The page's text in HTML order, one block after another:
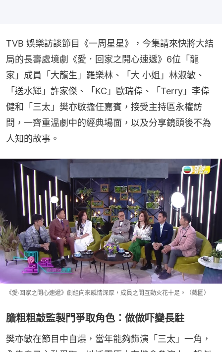
TVB 娛樂訪談節目《一周星星》，今集請來快將大結
局的長壽處境劇《愛．回家之開心速遞》6位「龍
家」成員「大龍生」羅樂林、「大 小姐」林淑敏、
「送水輝」許家傑、「KC」歐瑞偉、「Terry」李偉
健和「三太」樊亦敏擔任嘉賓，接受主持區永權訪
問，一齊重溫劇中的經典場面，以及分享鏡頭後不為
人知的故事。
《愛·回家之開心速遞》劇組向來感情深厚，成員之間互動火花十足。（截圖）
膽粗粗敲監製門爭取角色：做做吓變長駐
樊亦敏在節目中自爆，當年能夠飾演「三太」一角，